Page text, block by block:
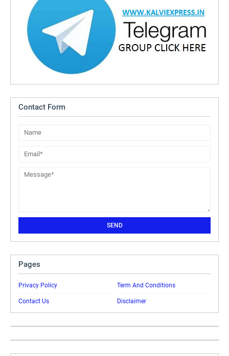
Contact Form
Pages
Privacy Policy Term And Conditions
Contact Us Disclaimer